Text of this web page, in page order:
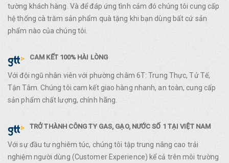
tường khách hàng. Và để đáp ứng tình cảm đó chúng tôi cung cấp
hệ thống cà trăm sản phẩm quà tặng khi bạn dùng bất cứ sản
phẩm nào của chúng tôi.
CAM KẾT 100% HÀI LÒNG
Với đội ngũ nhân viên với phường châm 6T: Trung Thực, Tử Tế,
Tận Tâm. Chúng tôi cam kết giao hàng nhanh, an toàn, cung cấp
sản phẩm chất lượng, chính hãng.
TRỞ THÀNH CÔNG TY GAS, GẠO, NƯỚC SỐ 1 TẠI VIỆT NAM
Với sự đầu tư nghiêm túc, chúng tôi tập trung nâng cao trải
nghiệm người dùng (Customer Experience) kể cả trên môi trường